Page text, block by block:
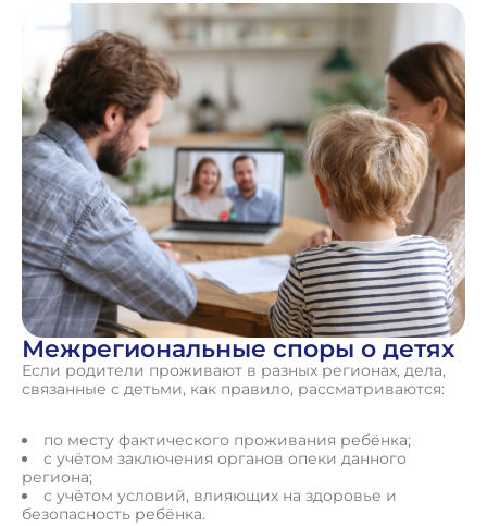
Межрегиональные споры о детях
Если родители проживают в разных регионах, дела,
связанные с детьми, как правило, рассматриваются:
по месту фактического проживания ребёнка;
с учётом заключения органов опеки данного
региона;
с учётом условий, влияющих на здоровье и
безопасность ребёнка.